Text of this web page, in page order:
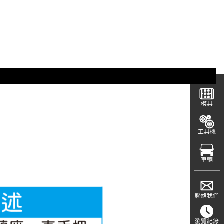
模具
工具機
車輛
聯絡我們
瀏覽紀錄